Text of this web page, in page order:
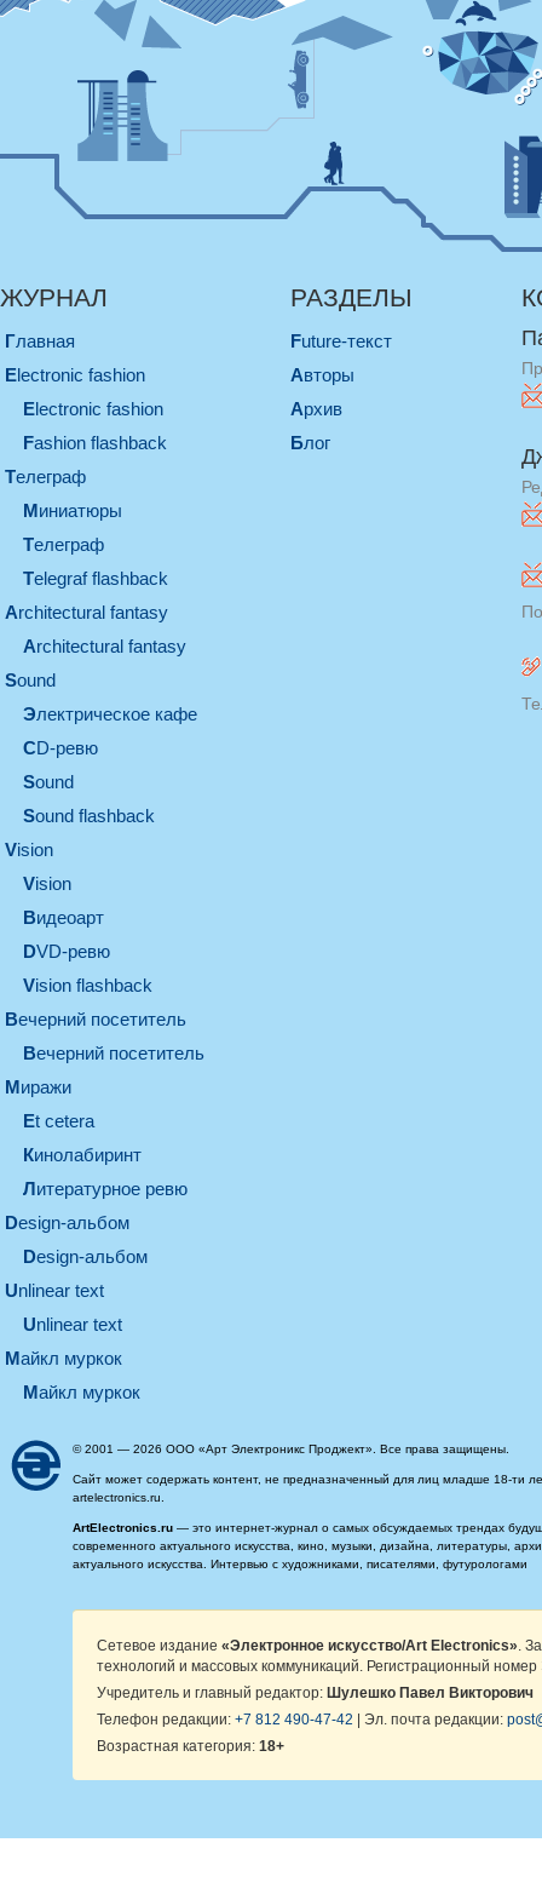
ЖУРНАЛ
Главная
electronic fashion
electronic fashion
Fashion flashback
телеграф
миниатюры
телеграф
Telegraf flashback
architectural fantasy
architectural fantasy
sound
электрическое кафе
CD-ревю
sound
Sound flashback
vision
vision
видеоарт
DVD-ревю
Vision flashback
вечерний посетитель
вечерний посетитель
миражи
et cetera
кинолабиринт
литературное ревю
design-альбом
design-альбом
unlinear text
Unlinear text
майкл муркок
майкл муркок
РАЗДЕЛЫ
Future-текст
Авторы
Архив
Блог
© 2001 — 2026 ООО «Арт Электроникс Проджект». Все права защищены.
Сайт может содержать контент, не предназначенный для лиц младше 18-ти
artelectronics.ru.
ArtElectronics.ru — это интернет-журнал о самых обсуждаемых трендах
современного актуального искусства, кино, музыки, дизайна, литературы,
актуального искусства. Интервью с художниками, писателями, футурологами
Сетевое издание «Электронное искусство/Art Electronics» .
технологий и массовых коммуникаций. Регистрационный
Учредитель и главный редактор: Шулешко Павел Викторович
Телефон редакции: +7 812 490-47-42 | Эл. почта редакции:
Возрастная категория: 18+